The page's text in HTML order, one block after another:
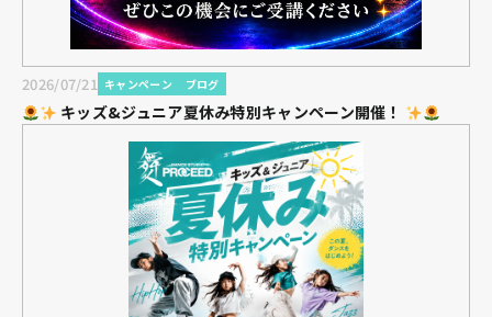
2026/07/21 キャンペーン ブログ
キッズ&ジュニア夏休み特別キャンペーン開催！